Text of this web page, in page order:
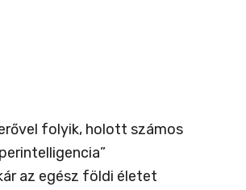
folyik, holott számos
az egész földi életet